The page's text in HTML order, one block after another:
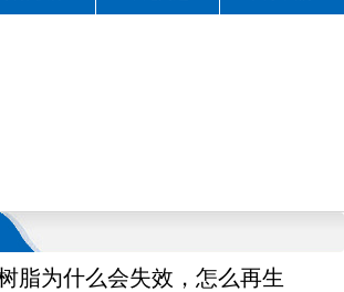
脂为什么会失效，怎么再生